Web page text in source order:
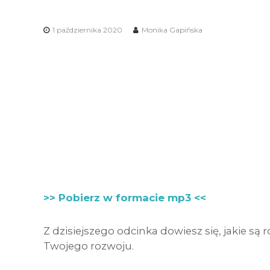
1 października 2020 Monika Gapińska
>> Pobierz w formacie mp3 <<
Z dzisiejszego odcinka dowiesz się, jakie są
Twojego rozwoju.